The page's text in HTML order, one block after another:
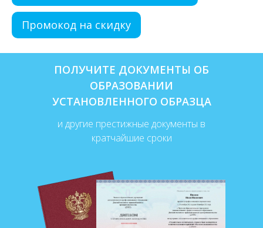
Промокод на скидку
и другие престижные документы в
кратчайшие сроки
ПОЛУЧИТЕ ДОКУМЕНТЫ ОБ
ОБРАЗОВАНИИ
УСТАНОВЛЕННОГО ОБРАЗЦА